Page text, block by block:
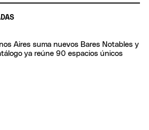
Aires suma nuevos Bares Notables y
ya reúne 90 espacios únicos